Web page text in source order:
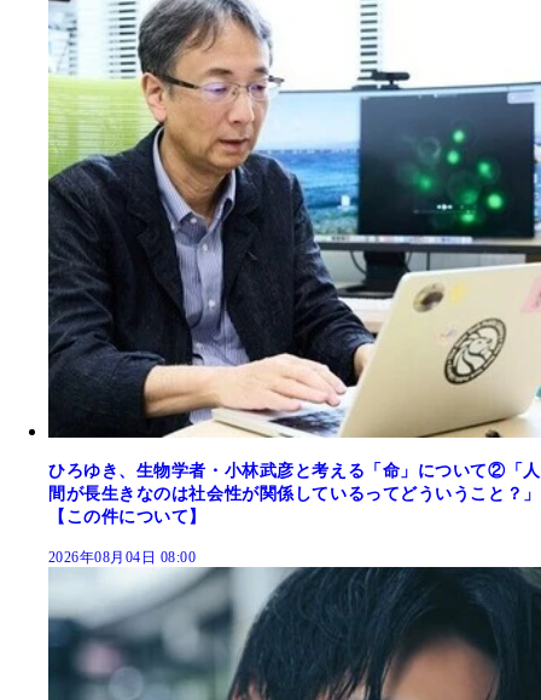
ひろゆき、生物学者・小林武彦と考える「命」について②「人
間が長生きなのは社会性が関係しているってどういうこと？」
【この件について】
2026年08月04日 08:00